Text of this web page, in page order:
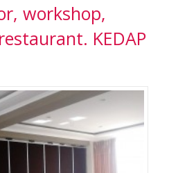
workshop,
KEDAP